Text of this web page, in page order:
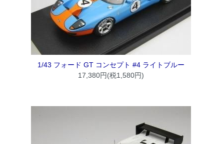
1/43 フォード GT コンセプト #4 ライトブルー
17,380円(税1,580円)